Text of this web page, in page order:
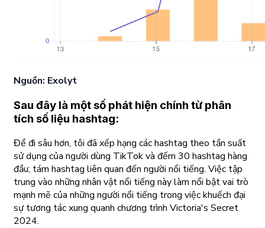
Nguồn: Exolyt
Sau đây là một số phát hiện chính từ phân
tích số liệu hashtag:
Để đi sâu hơn, tôi đã xếp hạng các hashtag theo tần suất
sử dụng của người dùng TikTok và đếm 30 hashtag hàng
đầu; tám hashtag liên quan đến người nổi tiếng. Việc tập
trung vào những nhân vật nổi tiếng này làm nổi bật vai trò
mạnh mẽ của những người nổi tiếng trong việc khuếch đại
sự tương tác xung quanh chương trình Victoria's Secret
2024.